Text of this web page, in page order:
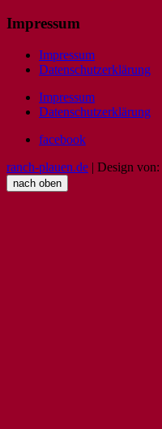
Impressum
Impressum
Datenschutzerklärung
Impressum
Datenschutzerklärung
facebook
ranch-plauen.de | Design von:
nach oben